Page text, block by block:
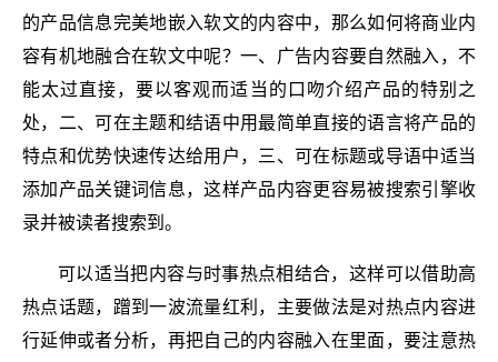
的产品信息完美地嵌入软文的内容中，那么如何将商业内
容有机地融合在软文中呢？一、广告内容要自然融入，不
能太过直接，要以客观而适当的口吻介绍产品的特别之
处，二、可在主题和结语中用最简单直接的语言将产品的
特点和优势快速传达给用户，三、可在标题或导语中适当
添加产品关键词信息，这样产品内容更容易被搜索引擎收
录并被读者搜索到。
可以适当把内容与时事热点相结合，这样可以借助高
热点话题，蹭到一波流量红利，主要做法是对热点内容进
行延伸或者分析，再把自己的内容融入在里面，要注意热